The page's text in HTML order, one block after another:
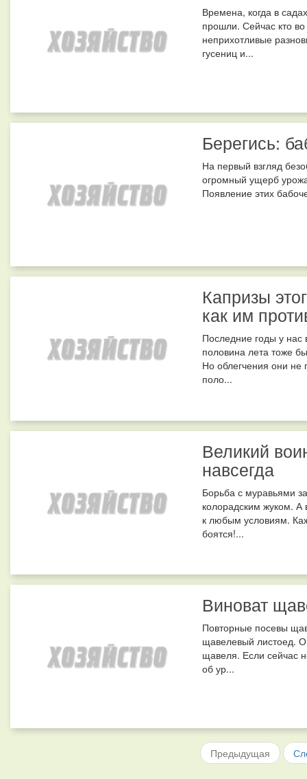
Времена, когда в
прошли. Сейчас кто
неприхотливые
гусениц и...
Берегись:
На первый взгляд
огромный ущерб
Появление этих
Капризы
как им
Последние годы у
половина лета тоже
Но облегчения они не
поло...
Великий
навсегда
Борьба с муравьями
колорадским жуком. А
к любым условиям.
боятся!...
Виноват
Повторные посевы
щавелевый листоед.
щавеля. Если сейчас
об ур...
Предыдущая